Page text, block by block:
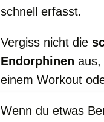
schnell erfasst.
Vergiss nicht die
Endorphinen aus,
einem Workout
Wenn du etwas